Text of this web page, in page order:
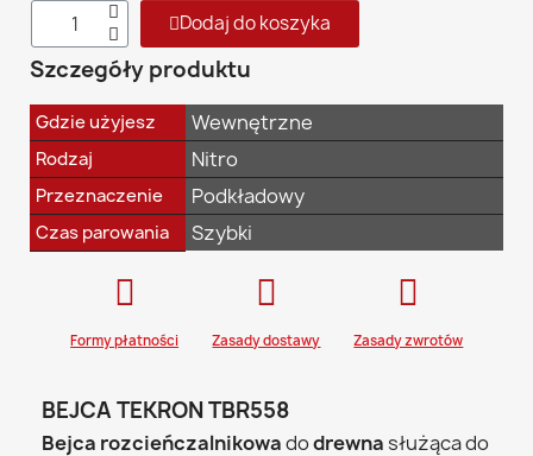
Dodaj do koszyka
Szczegóły produktu
Gdzie użyjesz Wewnętrzne
Rodzaj Nitro
Przeznaczenie Podkładowy
Czas parowania Szybki
Formy płatności Zasady dostawy Zasady zwrotów
BEJCA TEKRON TBR558
Bejca rozcieńczalnikowadodrewna służąca do